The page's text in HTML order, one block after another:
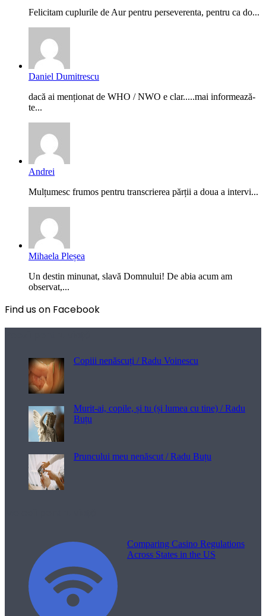
Felicitam cuplurile de Aur pentru perseverenta, pentru ca do...
Daniel Dumitrescu
dacă ai menționat de WHO / NWO e clar.....mai informează-
te...
Andrei
Mulțumesc frumos pentru transcrierea părții a doua a intervi...
Mihaela Pleșea
Un destin minunat, slavă Domnului! De abia acum am
observat,...
Find us on Facebook
Copiii nenăscuți / Radu Voinescu
Murit-ai, copile, și tu (și lumea cu tine) / Radu
Buțu
Pruncului meu nenăscut / Radu Buțu
Comparing Casino Regulations
Across States in the US